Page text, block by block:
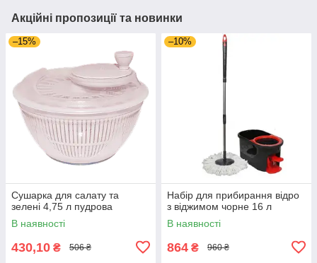
Акційні пропозиції та новинки
–15%
Сушарка для салату та
зелені 4,75 л пудрова
В наявності
430,10 ₴ 506 ₴
–10%
Набір для прибирання відро
з віджимом чорне 16 л
В наявності
864 ₴ 960 ₴